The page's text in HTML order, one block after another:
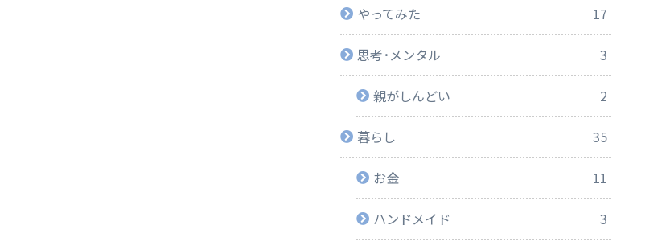
やってみた 17
思考･メンタル 3
親がしんどい 2
暮らし 35
お金 11
ハンドメイド 3